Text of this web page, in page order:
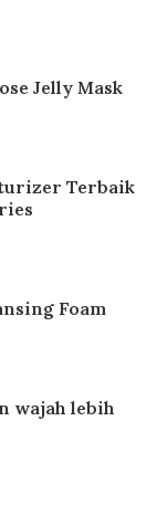
Jelly Mask
Terbaik
Foam
wajah lebih